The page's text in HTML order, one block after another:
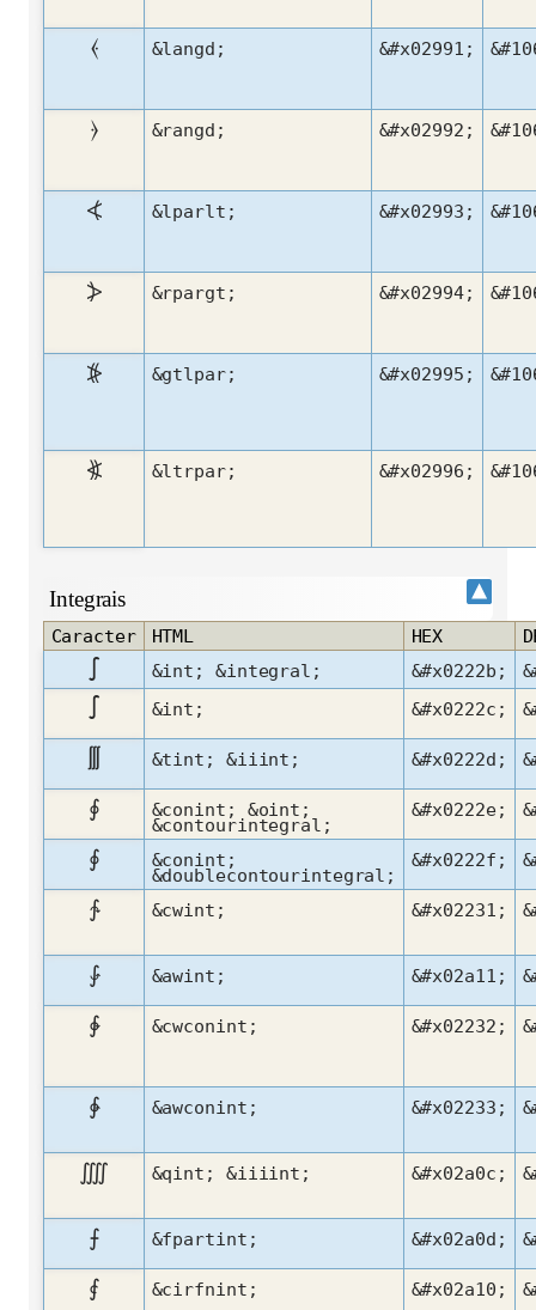
⦑ &langd; &#x02991;
⦒ &rangd; &#x02992;
⦓ &lparlt; &#x02993;
⦔ &rpargt; &#x02994;
⦕ &gtlpar; &#x02995;
⦖ &ltrpar; &#x02996;
Integrais
Caracter HTML HEX
∫ &int; &integral; &#x0222b;
∫ &int; &#x0222c;
∭ &tint; &iiint; &#x0222d;
∮ &conint; &oint;
&contourintegral;
&#x0222e;
∮ &conint;
&doublecontourintegral;
&#x0222f;
∱ &cwint; &#x02231;
⨑ &awint; &#x02a11;
∲ &cwconint; &#x02232;
∳ &awconint; &#x02233;
⨌ &qint; &iiiint; &#x02a0c;
⨍ &fpartint; &#x02a0d;
⨐ &cirfnint; &#x02a10;